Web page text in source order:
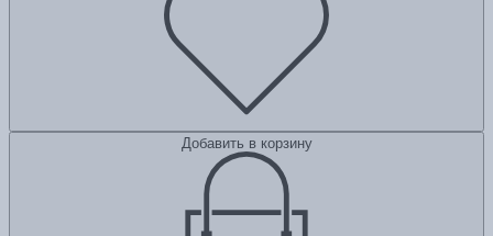
Добавить в корзину